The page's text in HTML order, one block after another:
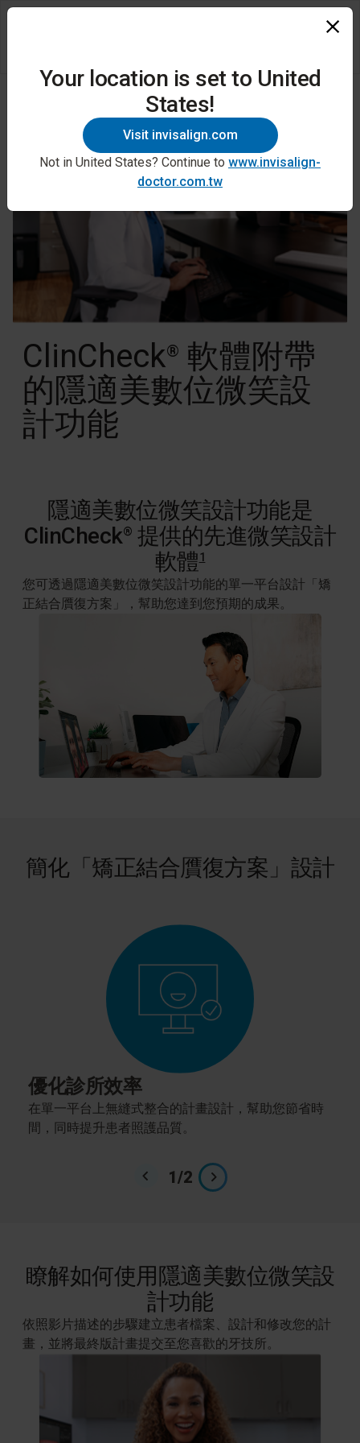
ClinCheck® 軟體附帶
的隱適美數位微笑設
計功能
隱適美數位微笑設計功能是
ClinCheck® 提供的先進微笑設計
軟體1
您可透過隱適美數位微笑設計功能的單一平台設計「矯
正結合贋復方案 」，幫助您達到您預期的成果。
簡化「 矯正結合贋復方案 」設計
優化診所效率
在單一平台上無縫式整合的計畫設計，幫助您節省時
間，同時提升患者照護品質。
1/2
瞭解如何使用隱適美數位微笑設
計功能
依照影片描述的步驟建立患者檔案、設計和修改您的計
畫，並將最終版計畫提交至您喜歡的牙技所。
Your location is set to United
States!
Visit invisalign.com
Not in United States? Continue to www.invisalign-
doctor.com.tw